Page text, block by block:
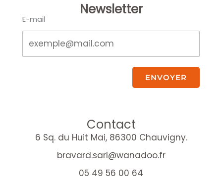
Newsletter
E-mail
ENVOYER
Contact
6 Sq. du Huit Mai, 86300 Chauvigny.
bravard.sarl@wanadoo.fr
05 49 56 00 64